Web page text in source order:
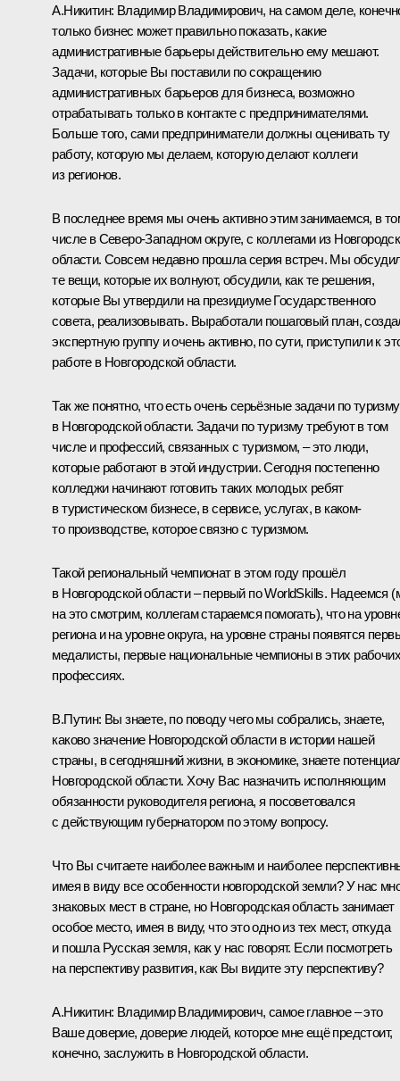
А.Никитин: Владимир Владимирович, на самом деле,
только бизнес может правильно показать, какие
административные барьеры действительно ему мешают.
Задачи, которые Вы поставили по сокращению
административных барьеров для бизнеса, возможно
отрабатывать только в контакте с предпринимателями.
Больше того, сами предприниматели должны оценивать ту
работу, которую мы делаем, которую делают коллеги
из регионов.
В последнее время мы очень активно этим занимаемся, в
числе в Северо-Западном округе, с коллегами из
области. Совсем недавно прошла серия встреч. Мы
те вещи, которые их волнуют, обсудили, как те решения,
которые Вы утвердили на президиуме Государственного
совета, реализовывать. Выработали пошаговый план,
экспертную группу и очень активно, по сути, приступили к
работе в Новгородской области.
Так же понятно, что есть очень серьёзные задачи по туризму
в Новгородской области. Задачи по туризму требуют в том
числе и профессий, связанных с туризмом, – это люди,
которые работают в этой индустрии. Сегодня постепенно
колледжи начинают готовить таких молодых ребят
в туристическом бизнесе, в сервисе, услугах, в каком-
то производстве, которое связно с туризмом.
Такой региональный чемпионат в этом году прошёл
в Новгородской области – первый по WorldSkills. Надеемся
на это смотрим, коллегам стараемся помогать), что на
региона и на уровне округа, на уровне страны появятся
медалисты, первые национальные чемпионы в этих рабочих
профессиях.
В.Путин: Вы знаете, по поводу чего мы собрались, знаете,
каково значение Новгородской области в истории нашей
страны, в сегодняшний жизни, в экономике, знаете
Новгородской области. Хочу Вас назначить исполняющим
обязанности руководителя региона, я посоветовался
с действующим губернатором по этому вопросу.
Что Вы считаете наиболее важным и наиболее
имея в виду все особенности новгородской земли? У нас
знаковых мест в стране, но Новгородская область занимает
особое место, имея в виду, что это одно из тех мест, откуда
и пошла Русская земля, как у нас говорят. Если посмотреть
на перспективу развития, как Вы видите эту перспективу?
А.Никитин: Владимир Владимирович, самое главное – это
Ваше доверие, доверие людей, которое мне ещё предстоит,
конечно, заслужить в Новгородской области.